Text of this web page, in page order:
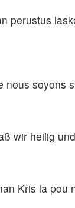
perustus
soyons
wir heilig
Kris la